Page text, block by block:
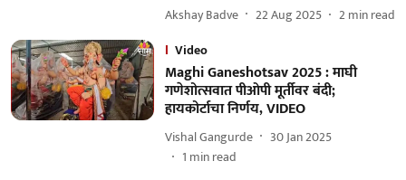
Akshay Badve 22 Aug 2025 2min read
Video
Maghi Ganeshotsav 2025 : माघी
गणेशोत्सवात पीओपी मूर्तीवर बंदी;
हायकोर्टाचा निर्णय, VIDEO
Vishal Gangurde
30 Jan 2025
1 min read